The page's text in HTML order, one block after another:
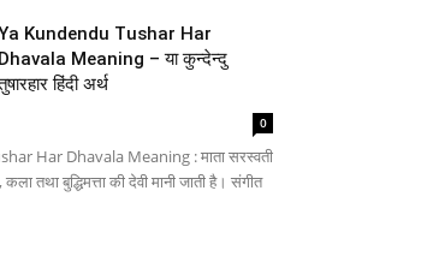
Kundendu Tushar Har
Dhavala Meaning – या कुन्देन्दु
हिंदी अर्थ
0
Har Dhavala Meaning : माता सरस्वती
कला तथा बुद्धिमत्ता की देवी मानी जाती है। संगीत